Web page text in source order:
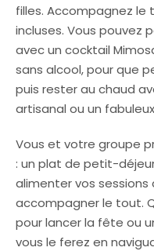
filles. Accompagnez le
incluses. Vous pouvez
avec un cocktail
sans alcool, pour que
puis rester au chaud
artisanal ou un
Vous et votre groupe
: un plat de petit-
alimenter vos
accompagner le tout.
pour lancer la fête ou
vous le ferez en